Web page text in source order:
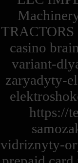
casino
variant-
zaryadyty-
https://
vidriznyty-